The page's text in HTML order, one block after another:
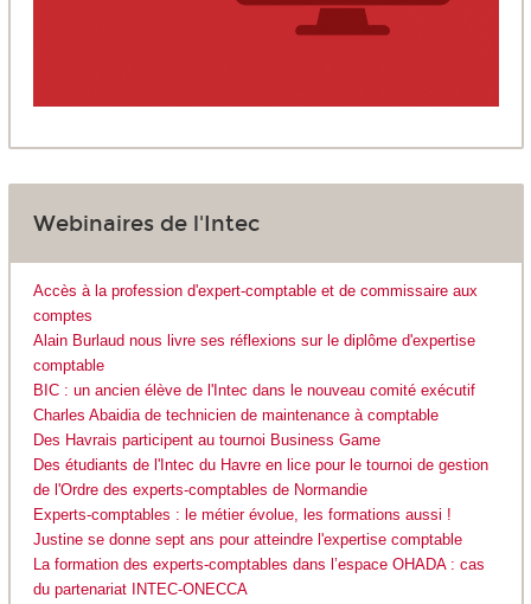
Webinaires de l'Intec
Accès à la profession d'expert-comptable et de commissaire aux
comptes
Alain Burlaud nous livre ses réflexions sur le diplôme d'expertise
comptable
BIC : un ancien élève de l'Intec dans le nouveau comité exécutif
Charles Abaidia de technicien de maintenance à comptable
Des Havrais participent au tournoi Business Game
Des étudiants de l'Intec du Havre en lice pour le tournoi de gestion
de l'Ordre des experts-comptables de Normandie
Experts-comptables : le métier évolue, les formations aussi !
Justine se donne sept ans pour atteindre l'expertise comptable
La formation des experts-comptables dans l’espace OHADA : cas
du partenariat INTEC-ONECCA